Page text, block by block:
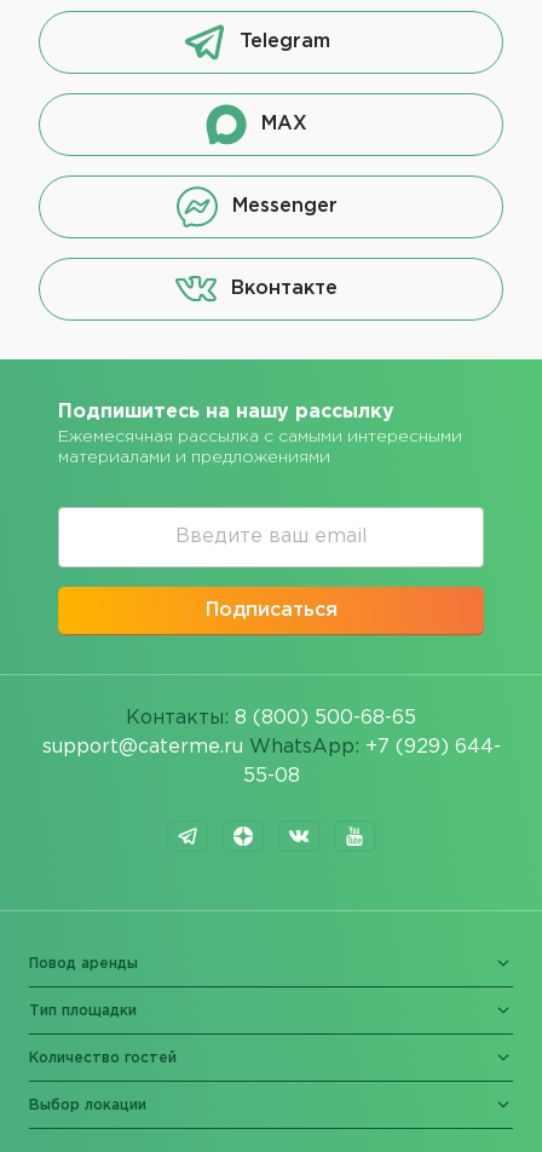
Telegram
MAX
Messenger
Вконтакте
Подпишитесь на нашу рассылку
Ежемесячная рассылка с самыми интересными
материалами и предложениями
Подписаться
Контакты: 8 (800) 500-68-65
support@caterme.ru WhatsApp: +7 (929) 644-
55-08
Повод аренды
Тип площадки
Количество гостей
Выбор локации